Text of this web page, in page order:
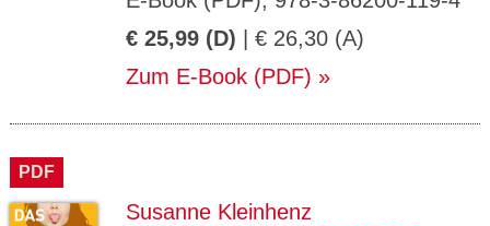
€ 25,99 (D) | € 26,30 (A)
Zum E-Book (PDF)
PDF
Susanne Kleinhenz